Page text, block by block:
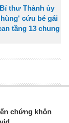
thư Thành ủy
cứu bé gái
tầng 13 chung
chứng khôn